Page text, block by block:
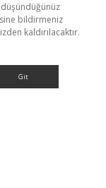
bildirmeniz
kaldırılacaktır.